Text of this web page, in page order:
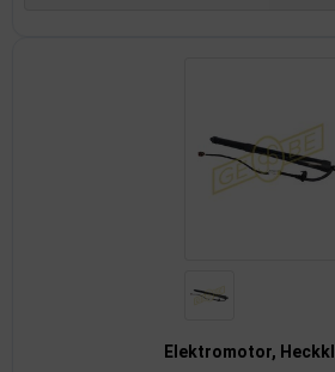
Elektromotor,